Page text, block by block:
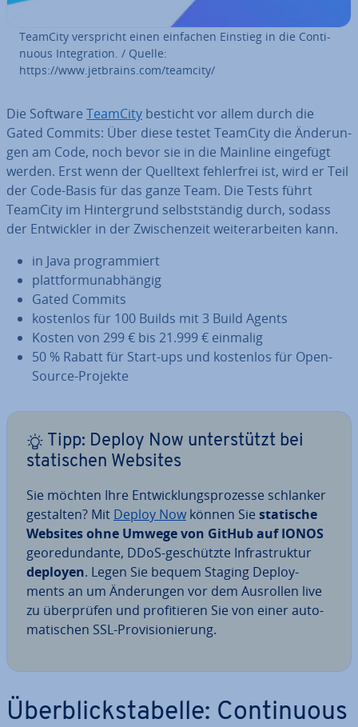
TeamCity ver­spricht einen einfachen Einstieg in die Con­ti­
nuous In­te­gra­ti­on. / Quelle:
https://www.jetbrains.com/teamcity/
Die Software TeamCity besticht vor allem durch die
Gated Commits: Über diese testet TeamCity die Än­de­run­
gen am Code, noch bevor sie in die Mainline eingefügt
werden. Erst wenn der Quelltext feh­ler­frei ist, wird er Teil
der Code-Basis für das ganze Team. Die Tests führt
TeamCity im Hin­ter­grund selbst­stän­dig durch, sodass
der Ent­wick­ler in der Zwi­schen­zeit wei­ter­ar­bei­ten kann.
in Java pro­gram­miert
platt­form­un­ab­hän­gig
Gated Commits
kostenlos für 100 Builds mit 3 Build Agents
Kosten von 299 € bis 21.999 € einmalig
50 % Rabatt für Start-ups und kostenlos für Open-
Source-Projekte
Tipp: Deploy Now un­ter­stützt bei
sta­ti­schen Websites
Sie möchten Ihre Ent­wick­lungs­pro­zes­se schlanker
gestalten? Mit Deploy Now können Sie statische
Websites ohne Umwege von GitHub auf IONOS
geo­red­un­dan­te, DDoS-ge­schütz­te In­fra­struk­tur
deployen. Legen Sie bequem Staging De­ploy­
ments an um Än­de­run­gen vor dem Ausrollen live
zu über­prü­fen und pro­fi­tie­ren Sie von einer au­to­
ma­ti­schen SSL-Pro­vi­sio­nie­rung.
Über­blick­s­ta­bel­le: Con­ti­nuous